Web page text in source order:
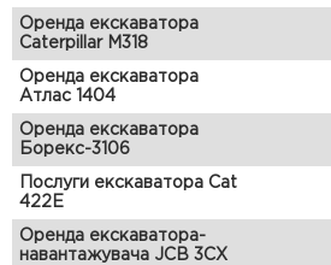
Оренда екскаватора
Caterpillar M318
Оренда екскаватора
Атлас 1404
Оренда екскаватора
Борекс-3106
Послуги екскаватора Cat
422E
Оренда екскаватора-
навантажувача JCB 3CX